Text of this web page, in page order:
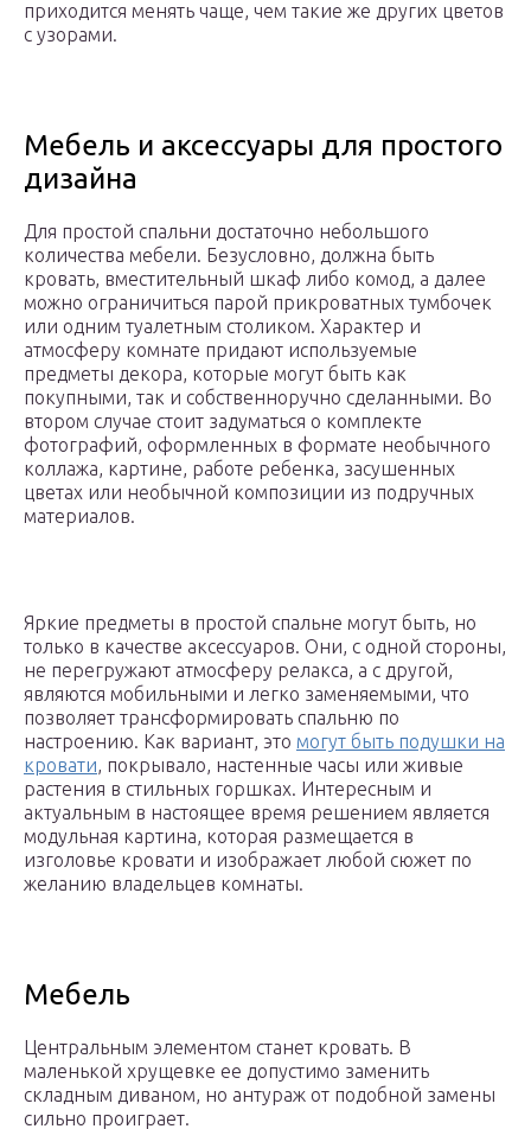
приходится менять чаще, чем такие же других цветов
с узорами.
Мебель и аксессуары для простого
дизайна
Для простой спальни достаточно небольшого
количества мебели. Безусловно, должна быть
кровать, вместительный шкаф либо комод, а далее
можно ограничиться парой прикроватных тумбочек
или одним туалетным столиком. Характер и
атмосферу комнате придают используемые
предметы декора, которые могут быть как
покупными, так и собственноручно сделанными. Во
втором случае стоит задуматься о комплекте
фотографий, оформленных в формате необычного
коллажа, картине, работе ребенка, засушенных
цветах или необычной композиции из подручных
материалов.
Яркие предметы в простой спальне могут быть, но
только в качестве аксессуаров. Они, с одной стороны,
не перегружают атмосферу релакса, а с другой,
являются мобильными и легко заменяемыми, что
позволяет трансформировать спальню по
настроению. Как вариант, это могут быть подушки на
кровати, покрывало, настенные часы или живые
растения в стильных горшках. Интересным и
актуальным в настоящее время решением является
модульная картина, которая размещается в
изголовье кровати и изображает любой сюжет по
желанию владельцев комнаты.
Мебель
Центральным элементом станет кровать. В
маленькой хрущевке ее допустимо заменить
складным диваном, но антураж от подобной замены
сильно проиграет.